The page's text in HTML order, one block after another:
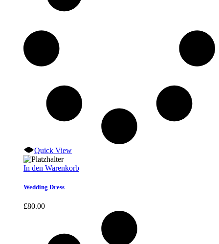
Quick View
In den Warenkorb
Wedding Dress
£80.00